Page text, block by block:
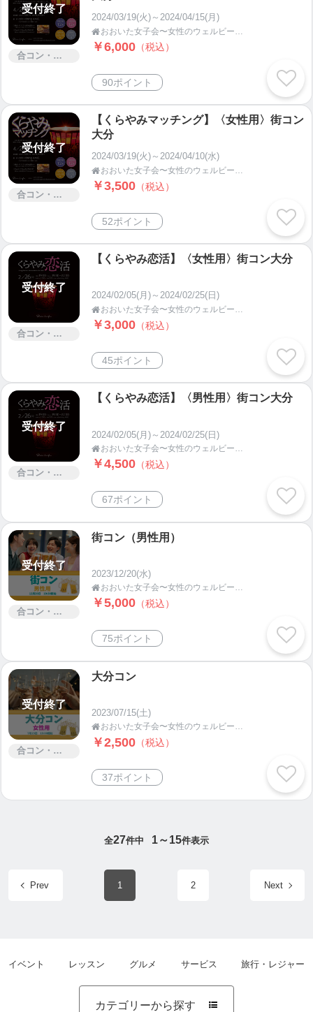
受付終了
合コン・街コン
2024/03/19(火)～2024/04/15(月)

￥6,000 （税込）
90ポイント
受付終了
合コン・街コン
【くらやみマッチング】〈女性用〉街コン
大分
2024/03/19(火)～2024/04/10(水)

￥3,500 （税込）
52ポイント
受付終了
合コン・街コン
【くらやみ恋活】〈女性用〉街コン大分
2024/02/05(月)～2024/02/25(日)

￥3,000 （税込）
45ポイント
受付終了
合コン・街コン
【くらやみ恋活】〈男性用〉街コン大分
2024/02/05(月)～2024/02/25(日)
 おおいた女子会〜女性のウェルビーイング応援プロジェクト
￥4,500 （税込）
67ポイント
受付終了
合コン・街コン
街コン（男性用）
2023/12/20(水)
 おおいた女子会〜女性のウェルビーイング応援プロジェクト
￥5,000 （税込）
75ポイント
受付終了
合コン・街コン
大分コン
2023/07/15(土)
 おおいた女子会〜女性のウェルビーイング応援プロジェクト
￥2,500 （税込）
37ポイント
全27件中 1～15件表示
Prev 1 2 Next
イベント レッスン グルメ サービス 旅行・レジャー
カテゴリーから探す 